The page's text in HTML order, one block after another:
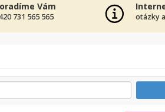
Vám
731 565 565 otázky